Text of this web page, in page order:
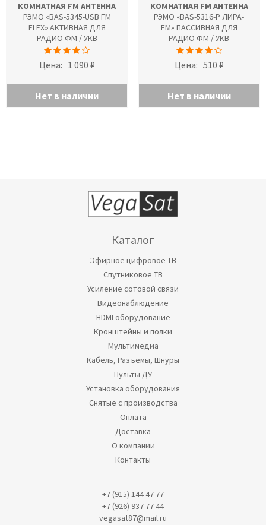
КОМНАТНАЯ FM АНТЕННА
РЭМО «BAS-5345-USB FM
FLEX» АКТИВНАЯ ДЛЯ
РАДИО ФМ / УКВ
Цена: 1 090 ₽
Нет в наличии
КОМНАТНАЯ FM АНТЕННА
РЭМО «BAS-5316-P ЛИРА-
FM» ПАССИВНАЯ ДЛЯ
РАДИО ФМ / УКВ
Цена: 510 ₽
Нет в наличии
Каталог
Эфирное цифровое ТВ
Спутниковое ТВ
Усиление сотовой связи
Видеонаблюдение
HDMI оборудование
Кронштейны и полки
Мультимедиа
Кабель, Разъемы, Шнуры
Пульты ДУ
Установка оборудования
Снятые с производства
Оплата
Доставка
О компании
Контакты
+7 (915) 144 47 77
+7 (926) 937 77 44
vegasat87@mail.ru